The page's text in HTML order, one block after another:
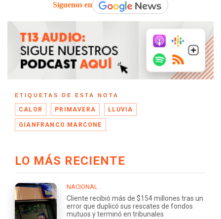
Síguenos en
ETIQUETAS DE ESTA NOTA
CALOR PRIMAVERA LLUVIA
GIANFRANCO MARCONE
LO MÁS RECIENTE
NACIONAL
Cliente recibió más de $154 millones tras un
error que duplicó sus rescates de fondos
mutuos y terminó en tribunales